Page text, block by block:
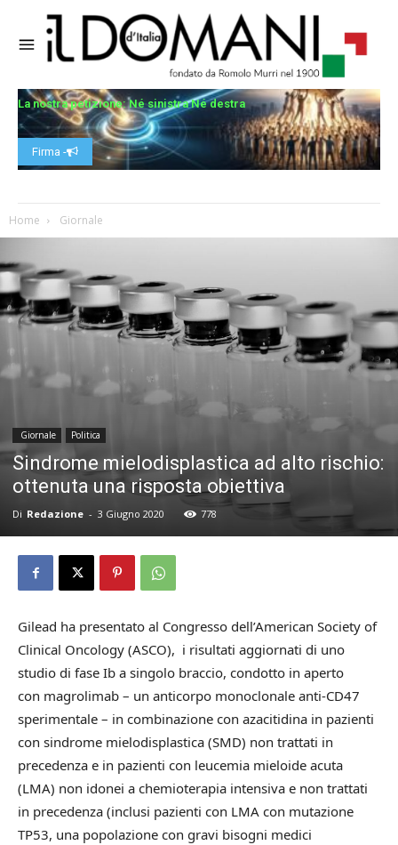
La nostra petizione: Né sinistra Né destra
Firma -
Home Giornale
Giornale Politica
Sindrome mielodisplastica ad alto rischio:
ottenuta una risposta obiettiva
Di Redazione - 3 Giugno 2020 778
Gilead ha presentato al Congresso dell’American Society of
Clinical Oncology (ASCO), i risultati aggiornati di uno
studio di fase Ib a singolo braccio, condotto in aperto
con magrolimab – un anticorpo monoclonale anti-CD47
sperimentale – in combinazione con azacitidina in pazienti
con sindrome mielodisplastica (SMD) non trattati in
precedenza e in pazienti con leucemia mieloide acuta
(LMA) non idonei a chemioterapia intensiva e non trattati
in precedenza (inclusi pazienti con LMA con mutazione
TP53, una popolazione con gravi bisogni medici